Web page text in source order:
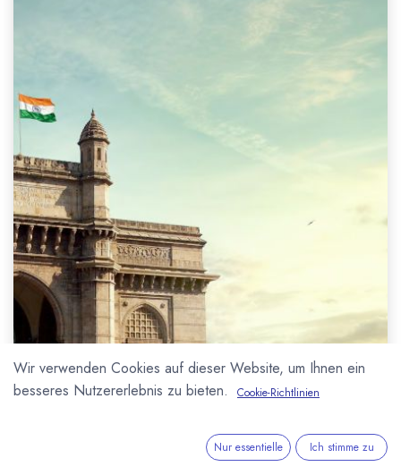
Wir verwenden Cookies auf dieser Website, um Ihnen ein
besseres Nutzererlebnis zu bieten.
Cookie-Richtlinien
Nur essentielle Ich stimme zu